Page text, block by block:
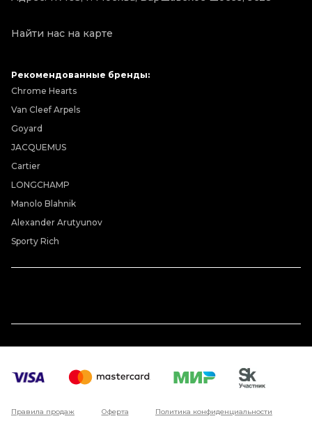
Найти нас на карте
Рекомендованные бренды:
Chrome Hearts
Van Cleef Arpels
Goyard
JACQUEMUS
Cartier
LONGCHAMP
Manolo Blahnik
Alexander Arutyunov
Sporty Rich
Правила продаж Оферта Политика конфиденциальности